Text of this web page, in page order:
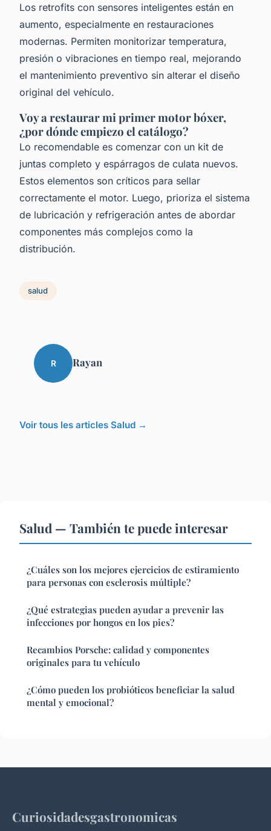
Los retrofits con sensores inteligentes están en
aumento, especialmente en restauraciones
modernas. Permiten monitorizar temperatura,
presión o vibraciones en tiempo real, mejorando
el mantenimiento preventivo sin alterar el diseño
original del vehículo.
Voy a restaurar mi primer motor bóxer,
¿por dónde empiezo el catálogo?
Lo recomendable es comenzar con un kit de
juntas completo y espárragos de culata nuevos.
Estos elementos son críticos para sellar
correctamente el motor. Luego, prioriza el sistema
de lubricación y refrigeración antes de abordar
componentes más complejos como la
distribución.
salud
R Rayan
Voir tous les articles Salud →
Salud — También te puede interesar
¿Cuáles son los mejores ejercicios de estiramiento
para personas con esclerosis múltiple?
¿Qué estrategias pueden ayudar a prevenir las
infecciones por hongos en los pies?
Recambios Porsche: calidad y componentes
originales para tu vehículo
¿Cómo pueden los probióticos beneficiar la salud
mental y emocional?
Curiosidadesgastronomicas